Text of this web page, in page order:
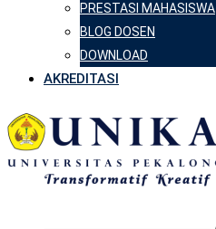
PRESTASI MAHASISWA
BLOG DOSEN
DOWNLOAD
AKREDITASI